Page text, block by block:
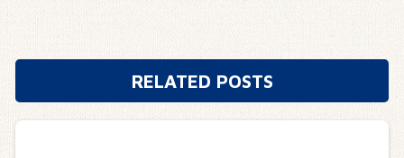
RELATED POSTS